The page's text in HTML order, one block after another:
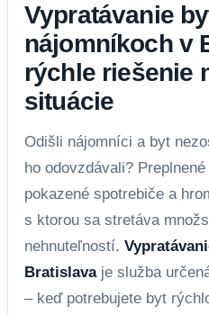
Vypratávanie
nájomníkoch v
rýchle riešenie
situácie
Odišli nájomníci a byt
ho odovzdávali?
pokazené spotrebiče a
s ktorou sa stretáva
nehnuteľností.
Bratislavaje služba
– keď potrebujete byt